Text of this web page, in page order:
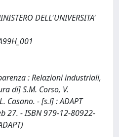
DELL'UNIVERSITA'
: Relazioni industriali,
di] S.M. Corso, V.
Casano. - [s.l] : ADAPT
27. - ISBN 979-12-80922-